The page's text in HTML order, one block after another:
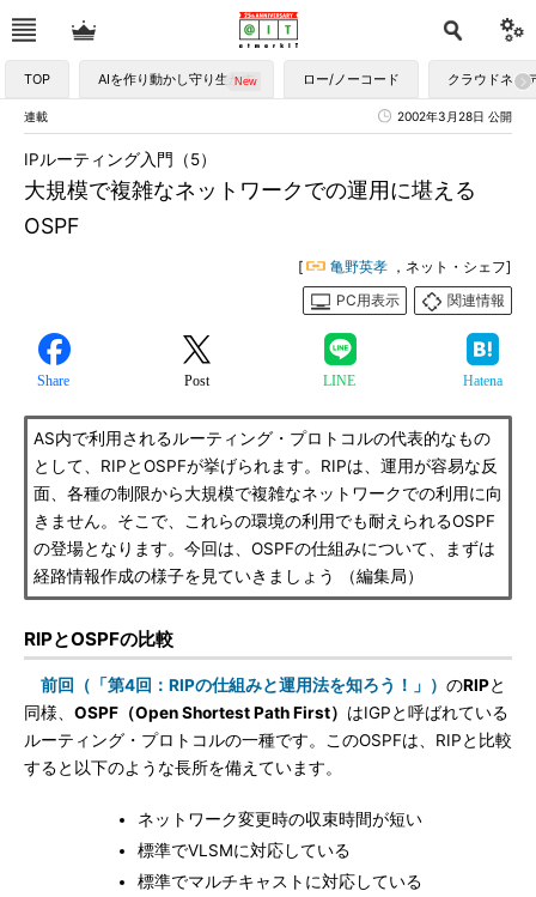
TOP AIを作り動かし守り生かす ロー/ノーコード クラウドネイ
連載 2002年3月28日 公開
大規模で複雑なネットワークでの運用に堪える
OSPF
IPルーティング入門（5）
[ 亀野英孝 ，ネット・シェフ]
PC用表示
関連情報
Share Post LINE Hatena
AS内で利用されるルーティング・プロトコルの代表的なもの
として、RIPとOSPFが挙げられます。RIPは、運用が容易な反
面、各種の制限から大規模で複雑なネットワークでの利用に向
きません。そこで、これらの環境の利用でも耐えられるOSPF
の登場となります。今回は、OSPFの仕組みについて、まずは
経路情報作成の様子を見ていきましょう （編集局）
RIPとOSPFの比較
前回（「第4回：RIPの仕組みと運用法を知ろう！」） のRIPと
同様、 OSPF（Open Shortest Path First） はIGPと呼ばれている
ルーティング・プロトコルの一種です。このOSPFは、RIPと比較
すると以下のような長所を備えています。
ネットワーク変更時の収束時間が短い
標準でVLSMに対応している
標準でマルチキャストに対応している